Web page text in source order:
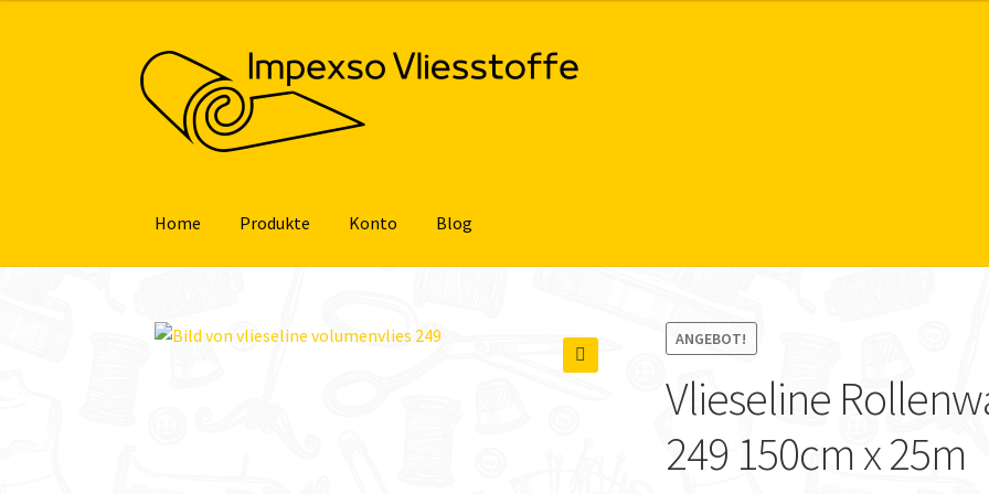
Zur
Navigation
springen
Zum
Inhalt
springen
Home Produkte Konto Blog
ANGEBOT!
Vlieseline
249 150cm x 25m